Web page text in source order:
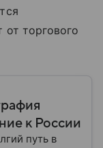
от торгового
к России
путь в